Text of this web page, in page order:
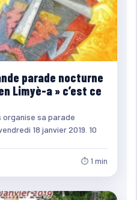
parade nocturne
Limyè-a » c’est ce
sa parade
18 janvier 2019. 10
⏱ 1 min